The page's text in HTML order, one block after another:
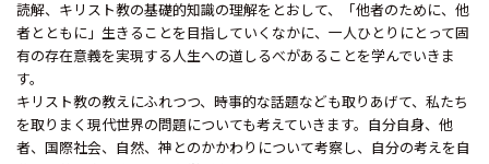
読解、キリスト教の基礎的知識の理解をとおして、「他者のために、他
者とともに」生きることを目指していくなかに、一人ひとりにとって固
有の存在意義を実現する人生への道しるべがあることを学んでいきま
す。
キリスト教の教えにふれつつ、時事的な話題なども取りあげて、私たち
を取りまく現代世界の問題についても考えていきます。自分自身、他
者、国際社会、自然、神とのかかわりについて考察し、自分の考えを自